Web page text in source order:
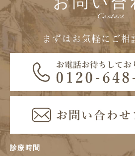
Contact
まずはお気軽にご相
診療時間